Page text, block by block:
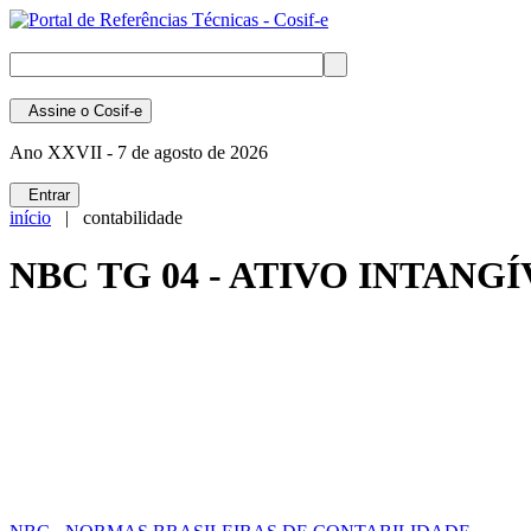
Assine o Cosif-e
Ano XXVII - 7 de agosto de 2026
Entrar
início | contabilidade
NBC TG 04 - ATIVO